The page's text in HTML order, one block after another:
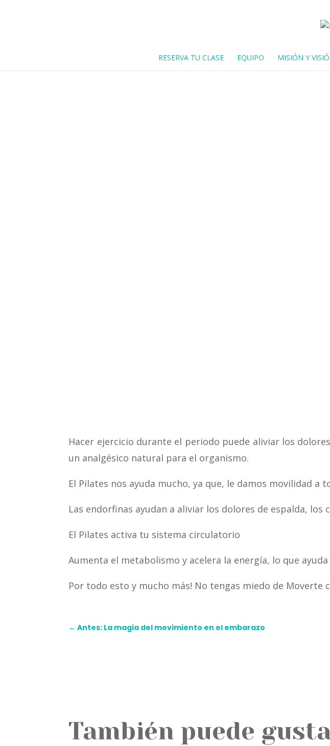
RESERVA TU CLASE EQUIPO MISIÓN Y
Hacer ejercicio durante el periodo puede aliviar los
un analgésico natural para el organismo.
El Pilates nos ayuda mucho, ya que, le damos movilidad
Las endorfinas ayudan a aliviar los dolores de espalda,
El Pilates activa tu sistema circulatorio
Aumenta el metabolismo y acelera la energía, lo que
Por todo esto y mucho más! No tengas miedo de Moverte
←Antes: La magia del movimiento en el embarazo
También puede